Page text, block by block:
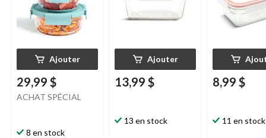
Ajouter
29,99 $
ACHAT SPÉCIAL
8 en stock
Ajouter
13,99 $
13 en stock
8,99 $
11 en stock